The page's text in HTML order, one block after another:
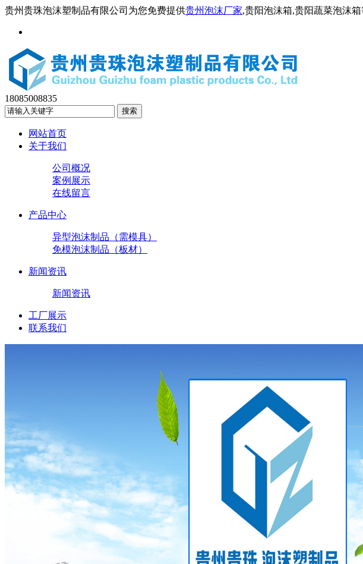
贵州贵珠泡沫塑制品有限公司为您免费提供贵州泡沫厂家,贵阳泡沫箱,贵阳蔬菜泡沫
18085008835
网站首页
关于我们
公司概况
案例展示
在线留言
产品中心
异型泡沫制品（需模具）
免模泡沫制品（板材）
新闻资讯
新闻资讯
工厂展示
联系我们